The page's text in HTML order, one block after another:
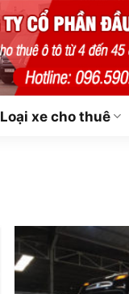
Loại xe cho thuê